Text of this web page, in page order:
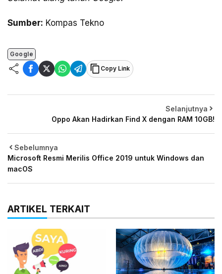
Sumber: Kompas Tekno
Google
Copy Link
Sebelumnya
Microsoft Resmi Merilis Office 2019 untuk Windows dan
macOS
Selanjutnya
Oppo Akan Hadirkan Find X dengan RAM 10GB!
ARTIKEL TERKAIT